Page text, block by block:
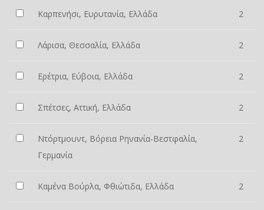
Καρπενήσι, Ευρυτανία, Ελλάδα 2
Λάρισα, Θεσσαλία, Ελλάδα 2
Ερέτρια, Εύβοια, Ελλάδα 2
Σπέτσες, Αττική, Ελλάδα 2
Ντόρτμουντ, Βόρεια Ρηνανία-Βεστφαλία,
Γερμανία
2
Καμένα Βούρλα, Φθιώτιδα, Ελλάδα 2